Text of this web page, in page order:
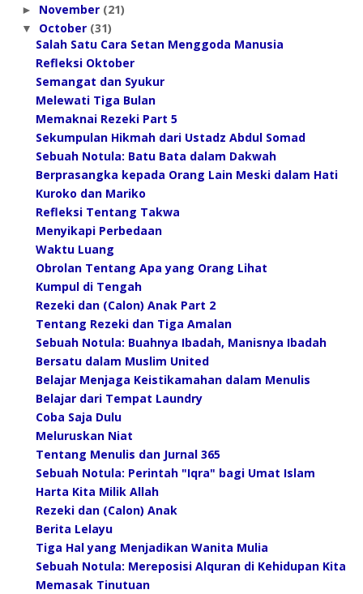
► November (21)
▼ October (31)
Salah Satu Cara Setan Menggoda Manusia
Refleksi Oktober
Semangat dan Syukur
Melewati Tiga Bulan
Memaknai Rezeki Part 5
Sekumpulan Hikmah dari Ustadz Abdul Somad
Sebuah Notula: Batu Bata dalam Dakwah
Berprasangka kepada Orang Lain Meski dalam Hati
Kuroko dan Mariko
Refleksi Tentang Takwa
Menyikapi Perbedaan
Waktu Luang
Obrolan Tentang Apa yang Orang Lihat
Kumpul di Tengah
Rezeki dan (Calon) Anak Part 2
Tentang Rezeki dan Tiga Amalan
Sebuah Notula: Buahnya Ibadah, Manisnya Ibadah
Bersatu dalam Muslim United
Belajar Menjaga Keistikamahan dalam Menulis
Belajar dari Tempat Laundry
Coba Saja Dulu
Meluruskan Niat
Tentang Menulis dan Jurnal 365
Sebuah Notula: Perintah "Iqra" bagi Umat Islam
Harta Kita Milik Allah
Rezeki dan (Calon) Anak
Berita Lelayu
Tiga Hal yang Menjadikan Wanita Mulia
Sebuah Notula: Mereposisi Alquran di Kehidupan Kita
Memasak Tinutuan